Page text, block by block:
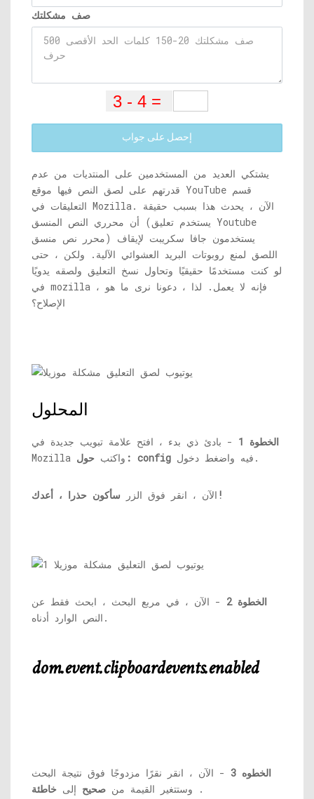
صف مشكلتك
إحصل على جواب
يشتكي العديد من المستخدمين على المنتديات من عدم
قدرتهم على لصق النص فيها موقع YouTube قسم
التعليقات في Mozilla. الآن ، يحدث هذا بسبب حقيقة
أن محرري النص المنسق (يستخدم تعليق Youtube
محرر نص منسق) يستخدمون جافا سكريبت لإيقاف
اللصق لمنع روبوتات البريد العشوائي الآلية. ولكن ، حتى
لو كنت مستخدمًا حقيقيًا وتحاول نسخ التعليق ولصقه يدويًا
في mozilla ، فإنه لا يعمل. لذا ، دعونا نرى ما هو
الإصلاح؟
المحلول
الخطوة 1
- بادئ ذي بدء ، افتح علامة تبويب جديدة في
Mozilla واكتب حول: config فيه واضغط دخول.
الآن ، انقر فوق الزر سأكون حذرا ، أعدك!
الخطوة 2
- الآن ، في مربع البحث ، ابحث فقط عن
النص الوارد أدناه.
dom.event.clipboardevents.enabled
الخطوه 3
- الآن ، انقر نقرًا مزدوجًا فوق نتيجة البحث
وستتغير القيمة من صحيح إلى خاطئة .